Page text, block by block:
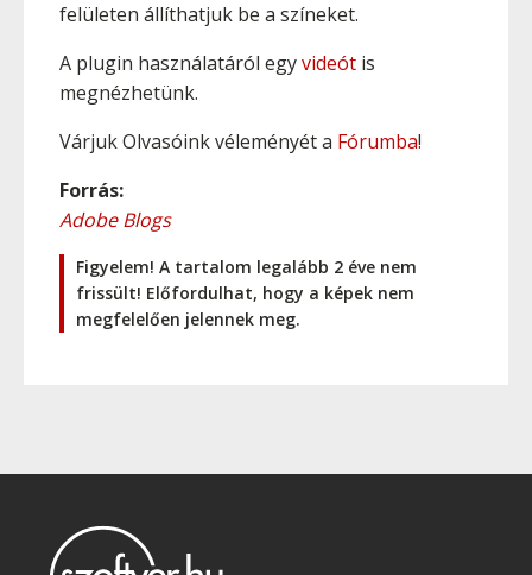
felületen állíthatjuk be a színeket.
A plugin használatáról egyvideót is
megnézhetünk.
Várjuk Olvasóink véleményét a Fórumba!
Forrás:
Adobe Blogs
Figyelem! A tartalom legalább 2 éve nem
frissült! Előfordulhat, hogy a képek nem
megfelelően jelennek meg.